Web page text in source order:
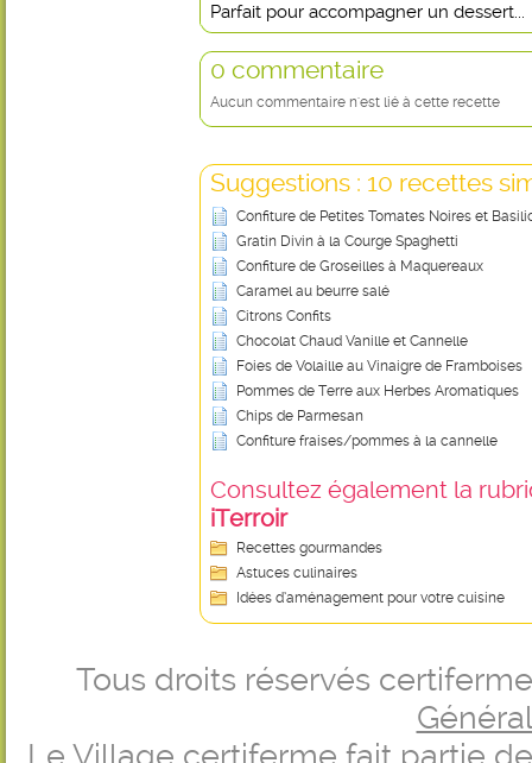
Parfait pour accompagner un dessert...
0 commentaire
Aucun commentaire n'est lié à cette recette
Suggestions : 10 recettes
Confiture de Petites Tomates Noires et
Gratin Divin à la Courge Spaghetti
Confiture de Groseilles à Maquereaux
Caramel au beurre salé
Citrons Confits
Chocolat Chaud Vanille et Cannelle
Foies de Volaille au Vinaigre de Framboises
Pommes de Terre aux Herbes Aromatiques
Chips de Parmesan
Confiture fraises/pommes à la cannelle
Consultez également la
iTerroir
Recettes gourmandes
Astuces culinaires
Idées d’aménagement pour votre cuisine
Tous droits réservés